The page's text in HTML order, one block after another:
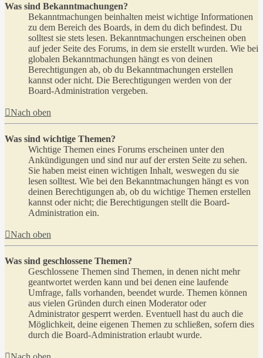
Was sind Bekanntmachungen?
Bekanntmachungen beinhalten meist wichtige Informationen
zu dem Bereich des Boards, in dem du dich befindest. Du
solltest sie stets lesen. Bekanntmachungen erscheinen oben
auf jeder Seite des Forums, in dem sie erstellt wurden. Wie bei
globalen Bekanntmachungen hängt es von deinen
Berechtigungen ab, ob du Bekanntmachungen erstellen
kannst oder nicht. Die Berechtigungen werden von der
Board-Administration vergeben.
Nach oben
Was sind wichtige Themen?
Wichtige Themen eines Forums erscheinen unter den
Ankündigungen und sind nur auf der ersten Seite zu sehen.
Sie haben meist einen wichtigen Inhalt, weswegen du sie
lesen solltest. Wie bei den Bekanntmachungen hängt es von
deinen Berechtigungen ab, ob du wichtige Themen erstellen
kannst oder nicht; die Berechtigungen stellt die Board-
Administration ein.
Nach oben
Was sind geschlossene Themen?
Geschlossene Themen sind Themen, in denen nicht mehr
geantwortet werden kann und bei denen eine laufende
Umfrage, falls vorhanden, beendet wurde. Themen können
aus vielen Gründen durch einen Moderator oder
Administrator gesperrt werden. Eventuell hast du auch die
Möglichkeit, deine eigenen Themen zu schließen, sofern dies
durch die Board-Administration erlaubt wurde.